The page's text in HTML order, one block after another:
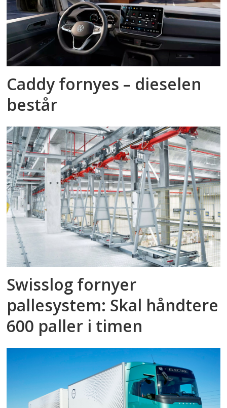
Caddy fornyes – dieselen
består
Swisslog fornyer
pallesystem: Skal håndtere
600 paller i timen